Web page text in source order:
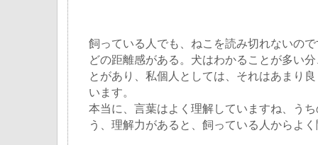
飼っている人でも、ねこを読み切れないの
どの距離感がある。犬はわかることが多い
とがあり、私個人としては、それはあまり
います。
本当に、言葉はよく理解していますね、う
う、理解力があると、飼っている人からよ